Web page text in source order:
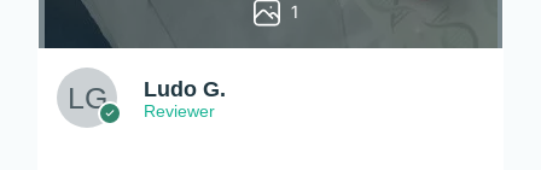
1
Ludo G.
Reviewer